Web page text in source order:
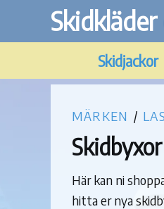
Skidjackor
MÄRKEN /
Här kan ni
hitta er nya